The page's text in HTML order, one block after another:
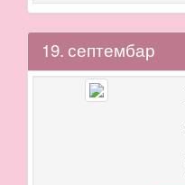
19. септембар